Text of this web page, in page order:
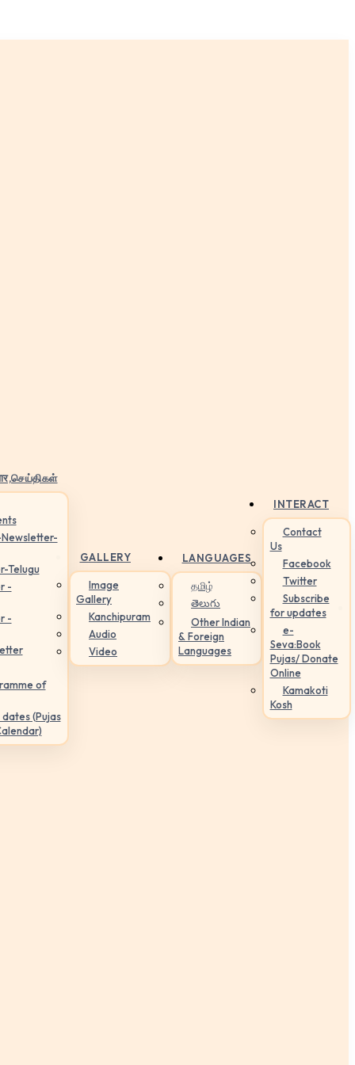
Telugu
-
-
of
(Pujas
GALLERY
Image
Gallery
Kanchipuram
Audio
Video
LANGUAGES
தமிழ்
తెలుగు
Other Indian
& Foreign
Languages
INTERACT
Contact
Us
Facebook
Twitter
Subscribe
for updates
e-
Seva:Book
Pujas/ Donate
Online
Kamakoti
Kosh